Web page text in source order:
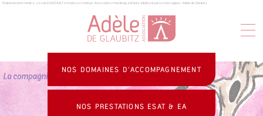
Panneau de gestion des cookies
Établissement médico-social, ESAT, EA & formation continue : Association handicap, enfants, adultes & personnes âgées - Adèle de Glaubitz
NOS DOMAINES D’ACCOMPAGNEMENT
NOS PRESTATIONS ESAT & EA